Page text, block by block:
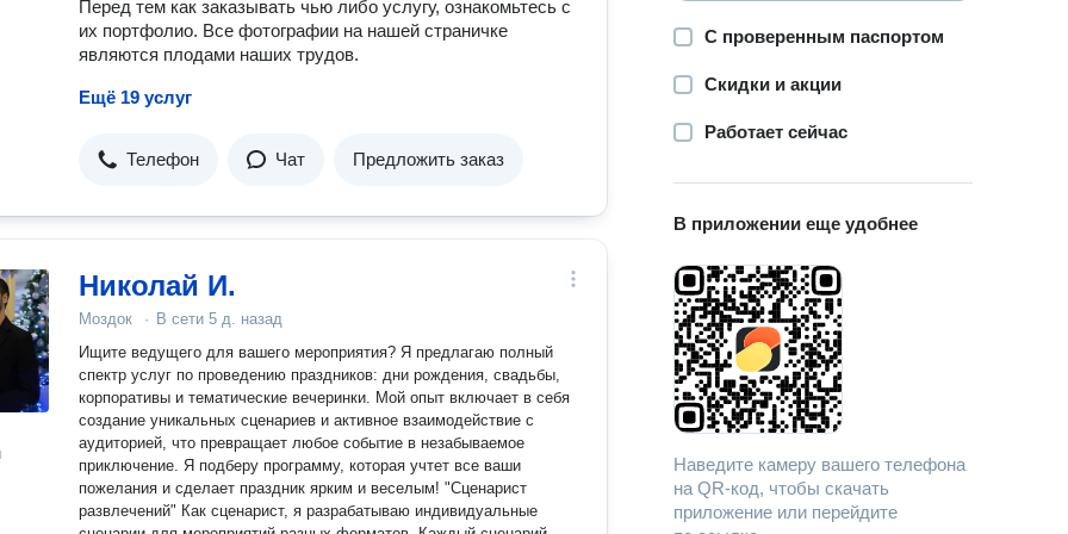
Перед тем как заказывать чью либо услугу, ознакомьтесь с
их портфолио. Все фотографии на нашей страничке
являются плодами наших трудов.
Ещё 19 услуг
Телефон Чат Предложить заказ
Николай И.
Моздок · В сети 5 д. назад
Ищите ведущего для вашего мероприятия? Я предлагаю полный
спектр услуг по проведению праздников: дни рождения, свадьбы,
корпоративы и тематические вечеринки. Мой опыт включает в себя
создание уникальных сценариев и активное взаимодействие с
аудиторией, что превращает любое событие в незабываемое
приключение. Я подберу программу, которая учтет все ваши
пожелания и сделает праздник ярким и веселым! "Сценарист
развлечений" Как сценарист, я разрабатываю индивидуальные
С проверенным паспортом
Скидки и акции
Работает сейчас
В приложении еще удобнее
Наведите камеру вашего телефона
на QR-код, чтобы скачать
приложение или перейдите